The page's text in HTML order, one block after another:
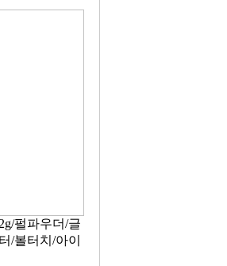
펄파우더/글
/볼터치/아이